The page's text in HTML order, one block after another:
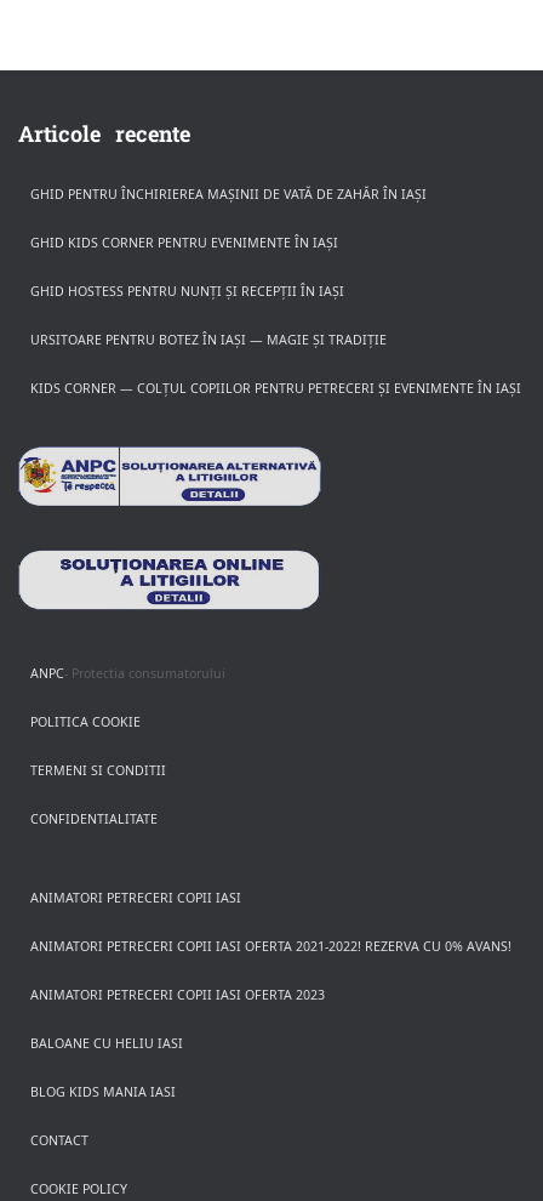
Articole recente
GHID PENTRU ÎNCHIRIEREA MAȘINII DE VATĂ DE ZAHĂR ÎN IAȘI
GHID KIDS CORNER PENTRU EVENIMENTE ÎN IAȘI
GHID HOSTESS PENTRU NUNȚI ȘI RECEPȚII ÎN IAȘI
URSITOARE PENTRU BOTEZ ÎN IAȘI — MAGIE ȘI TRADIȚIE
KIDS CORNER — COLȚUL COPIILOR PENTRU PETRECERI ȘI EVENIMENTE ÎN IAȘI
ANPC- Protectia consumatorului
POLITICA COOKIE
TERMENI SI CONDITII
CONFIDENTIALITATE
ANIMATORI PETRECERI COPII IASI
ANIMATORI PETRECERI COPII IASI OFERTA 2021-2022! REZERVA CU 0% AVANS!
ANIMATORI PETRECERI COPII IASI OFERTA 2023
BALOANE CU HELIU IASI
BLOG KIDS MANIA IASI
CONTACT
COOKIE POLICY